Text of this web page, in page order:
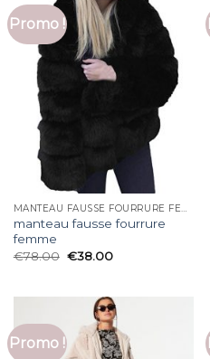
Promo !
MANTEAU FAUSSE FOURRURE FEMME
manteau fausse fourrure
femme
€78.00 €38.00
Promo !